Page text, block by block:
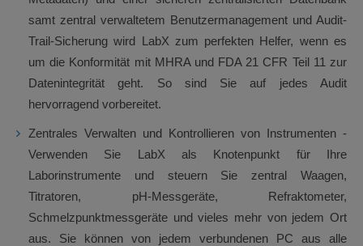
samt zentral verwaltetem Benutzermanagement und Audit-
Trail-Sicherung wird LabX zum perfekten Helfer, wenn es
um die Konformität mit MHRA und FDA 21 CFR Teil 11 zur
Datenintegrität geht. So sind Sie auf jedes Audit
hervorragend vorbereitet.
Zentrales Verwalten und Kontrollieren von Instrumenten -
Verwenden Sie LabX als Knotenpunkt für Ihre
Laborinstrumente und steuern Sie zentral Waagen,
Titratoren, pH-Messgeräte, Refraktometer,
Schmelzpunktmessgeräte und vieles mehr von jedem Ort
aus. Sie können von jedem verbundenen PC aus alle